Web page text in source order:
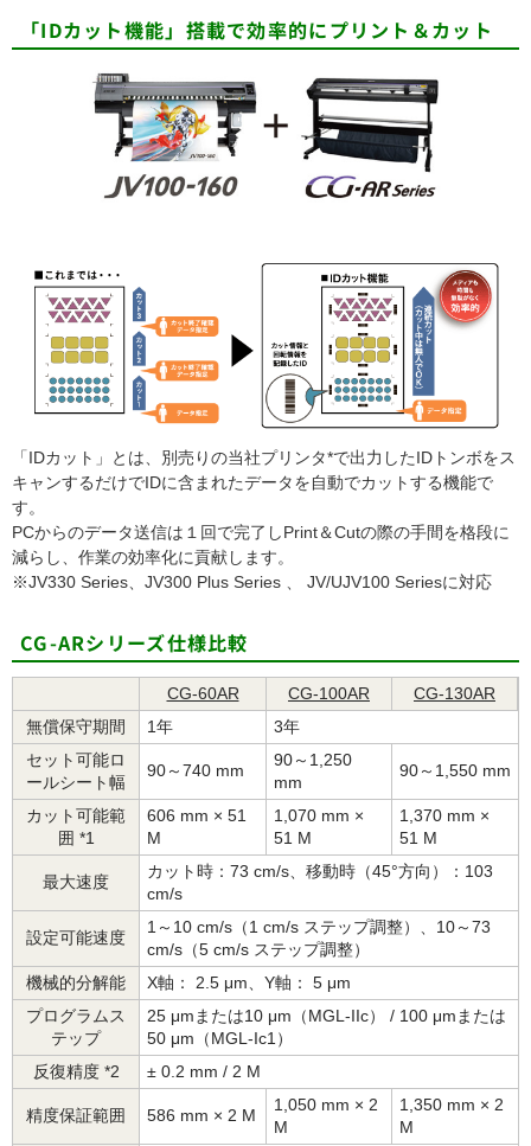
「IDカット機能」搭載で効率的にプリント＆カット
「IDカット」とは、別売りの当社プリンタ*で出力したIDトンボをス
キャンするだけでIDに含まれたデータを自動でカットする機能で
す。
PCからのデータ送信は１回で完了しPrint＆Cutの際の手間を格段に
減らし、作業の効率化に貢献します。
※JV330 Series、JV300 Plus Series 、 JV/UJV100 Seriesに対応
CG-ARシリーズ仕様比較
CG-60AR CG-100AR
CG-130AR
無償保守期間
1年
3年
セット可能ロ
ールシート幅
90～740 mm
90～1,250
mm
90～1,550 mm
カット可能範
囲 *1
606 mm × 51
M
1,070 mm ×
51 M
1,370 mm ×
51 M
最大速度
カット時：73 cm/s、移動時（45°方向）：103
cm/s
設定可能速度
1～10 cm/s（1 cm/s ステップ調整）、10～73
cm/s（5 cm/s ステップ調整）
機械的分解能
X軸： 2.5 μm、Y軸： 5 μm
プログラムス
テップ
25 μmまたは10 μm（MGL-IIc） / 100 μmまたは
50 μm（MGL-Ic1）
反復精度 *2
± 0.2 mm / 2 M
精度保証範囲 586 mm × 2 M
1,050 mm × 2
M
1,350 mm × 2
M